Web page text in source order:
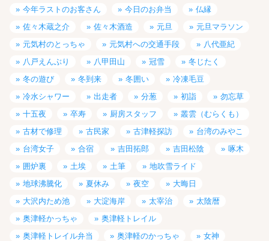
今年ラストのお客さん
今日のお弁当
仏縁
佐々木蔵之介
佐々木酒造 元旦
元旦マラソン
元気村のとっちゃ
元気村への交通手段
八代亜紀
八戸えんぶり
八甲田山 冠雪
冬じたく
冬の遊び
冬到来 冬囲い
冷凍毛豆
冷水シャワー
出走者 分葱 初詣
勿忘草
十五夜
卒寿 厨房スタッフ
叢雲（むらくも）
古材で修理
古民家 古津軽探訪
台湾のみやこ
台湾女子
合宿 吉田拓郎 吉田松陰
啄木
囲炉裏
土埃 土筆
地吹雪ライド
地球沸騰化
夏休み 夜空
大晦日
大沢内ため池
大淀海岸 太宰治
太陰暦
奥津軽かっちゃ
奥津軽トレイル
奥津軽トレイル弁当
奥津軽のかっちゃ 女神